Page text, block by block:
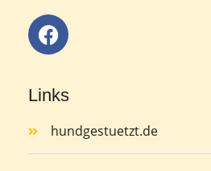
Links
hundgestuetzt.de